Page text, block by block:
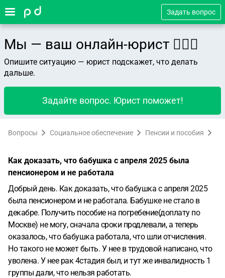
Задать вопрос
Мы — ваш онлайн-юрист 👨🏻‍⚖️
Опишите ситуацию — юрист подскажет, что делать
дальше.
Задайте вопрос. Юрист поможет!
Вопросы Социальное обеспечение Пенсии и пособия
Как доказать, что бабушка с апреля 2025 была
пенсионером и не работала
Добрый день. Как доказать, что бабушка с апреля 2025
была пенсионером и не работала. Бабушке не стало в
декабре. Получить пособие на погребение(доплату по
Москве) не могу, сначала сроки продлевали, а теперь
оказалось, что бабушка работала, что шли отчисления.
Но такого не может быть. У нее в трудовой написано, что
уволена. У нее рак 4стадия был, и тут же инвалидность 1
группы дали, что нельзя работать.